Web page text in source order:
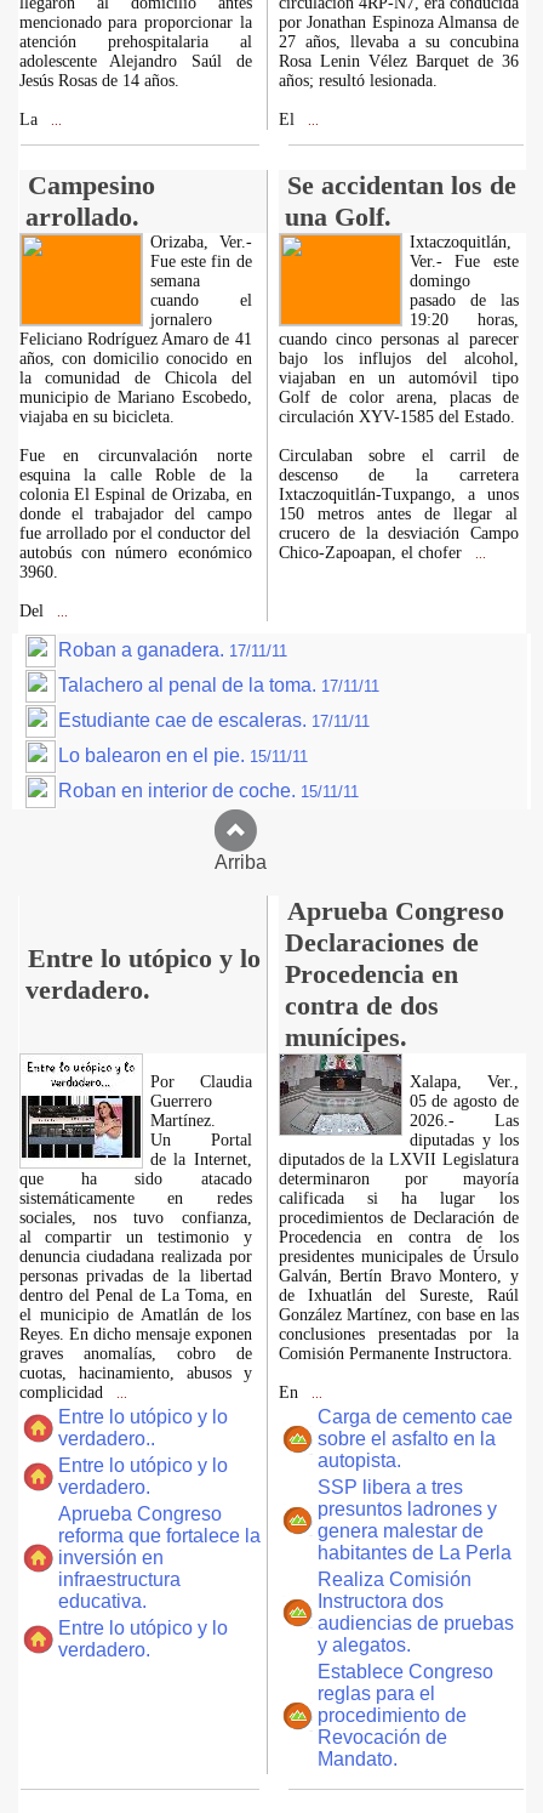
mencionado para proporcionar la
atención prehospitalaria al
adolescente Alejandro Saúl de
Jesús Rosas de 14 años.
La
por Jonathan Espinoza Almansa de
27 años, llevaba a su concubina
Rosa Lenin Vélez Barquet de 36
años; resultó lesionada.
El
Campesino
arrollado.
Se accidentan los de
una Golf.
Orizaba, Ver.-
Fue este fin de
semana
cuando el
jornalero
Feliciano Rodríguez Amaro de 41
años, con domicilio conocido en
la comunidad de Chicola del
municipio de Mariano Escobedo,
viajaba en su bicicleta.
Fue en circunvalación norte
esquina la calle Roble de la
colonia El Espinal de Orizaba, en
donde el trabajador del campo
fue arrollado por el conductor del
autobús con número económico
3960.
Del
Ixtaczoquitlán,
Ver.- Fue este
domingo
pasado de las
19:20 horas,
cuando cinco personas al parecer
bajo los influjos del alcohol,
viajaban en un automóvil tipo
Golf de color arena, placas de
circulación XYV-1585 del Estado.
Circulaban sobre el carril de
descenso de la carretera
Ixtaczoquitlán-Tuxpango, a unos
150 metros antes de llegar al
crucero de la desviación Campo
Chico-Zapoapan, el chofer
Roban a ganadera. 17/11/11
Talachero al penal de la toma. 17/11/11
Estudiante cae de escaleras. 17/11/11
Lo balearon en el pie. 15/11/11
Roban en interior de coche. 15/11/11
Arriba
Entre lo utópico y lo
verdadero.
Aprueba Congreso
Declaraciones de
Procedencia en
contra de dos
munícipes.
Por Claudia
Guerrero
Martínez.
​Un Portal
de la Internet,
que ha sido atacado
sistemáticamente en redes
sociales, nos tuvo confianza,
al compartir un testimonio y
denuncia ciudadana realizada por
personas privadas de la libertad
dentro del Penal de La Toma, en
el municipio de Amatlán de los
Reyes. En dicho mensaje exponen
graves anomalías, cobro de
cuotas, hacinamiento, abusos y
complicidad
Entre lo utópico y lo
verdadero..
Entre lo utópico y lo
verdadero.
Aprueba Congreso
reforma que fortalece la
inversión en
infraestructura
educativa.
Entre lo utópico y lo
verdadero.
Xalapa, Ver.,
05 de agosto de
2026.- Las
diputadas y los
diputados de la LXVII Legislatura
determinaron por mayoría
calificada si ha lugar los
procedimientos de Declaración de
Procedencia en contra de los
presidentes municipales de Úrsulo
Galván, Bertín Bravo Montero, y
de Ixhuatlán del Sureste, Raúl
González Martínez, con base en las
conclusiones presentadas por la
Comisión Permanente Instructora.
En
Carga de cemento cae
sobre el asfalto en la
autopista.
SSP libera a tres
presuntos ladrones y
genera malestar de
habitantes de La Perla
Realiza Comisión
Instructora dos
audiencias de pruebas
y alegatos.
Establece Congreso
reglas para el
procedimiento de
Revocación de
Mandato.